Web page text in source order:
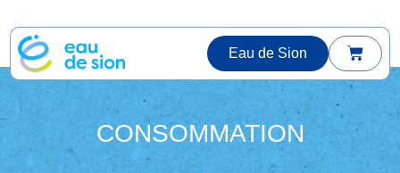
Eau de Sion
CONSOMMATION